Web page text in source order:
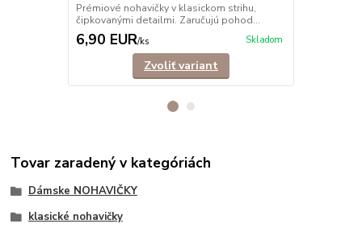
Prémiové nohavičky v klasickom strihu,
čipkovanými detailmi. Zaručujú pohod...
6,90 EUR/ks Skladom
Zvoliť variant
Tovar zaradený v kategóriách
Dámske NOHAVIČKY
klasické nohavičky